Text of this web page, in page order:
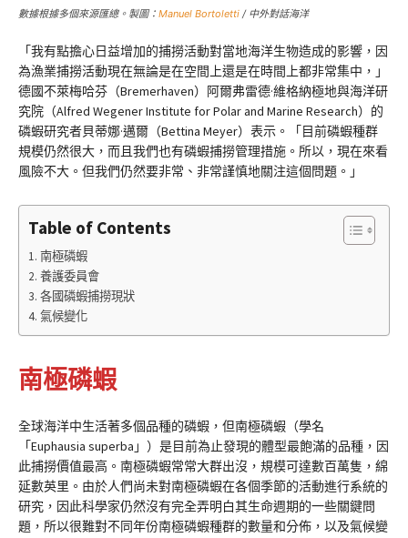
數據根據多個來源匯總。製圖： Manuel Bortoletti / 中外對話海洋
「我有點擔心日益增加的捕撈活動對當地海洋生物造成的影響，因
為漁業捕撈活動現在無論是在空間上還是在時間上都非常集中，」
德國不萊梅哈芬（Bremerhaven）阿爾弗雷德·維格納極地與海洋研
究院（Alfred Wegener Institute for Polar and Marine Research）的
磷蝦研究者貝蒂娜·邁爾（Bettina Meyer）表示。「目前磷蝦種群
規模仍然很大，而且我們也有磷蝦捕撈管理措施。所以，現在來看
風險不大。但我們仍然要非常、非常謹慎地關注這個問題。」
Table of Contents
南極磷蝦
養護委員會
各國磷蝦捕撈現狀
氣候變化
南極磷蝦
全球海洋中生活著多個品種的磷蝦，但南極磷蝦（學名
「Euphausia superba」）是目前為止發現的體型最飽滿的品種，因
此捕撈價值最高。南極磷蝦常常大群出沒，規模可達數百萬隻，綿
延數英里。由於人們尚未對南極磷蝦在各個季節的活動進行系統的
研究，因此科學家仍然沒有完全弄明白其生命週期的一些關鍵問
題，所以很難對不同年份南極磷蝦種群的數量和分佈，以及氣候變